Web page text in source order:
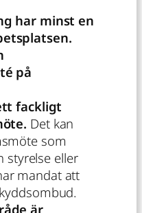
har minst en
på
fackligt
Det kan
som
styrelse eller
mandat att
är